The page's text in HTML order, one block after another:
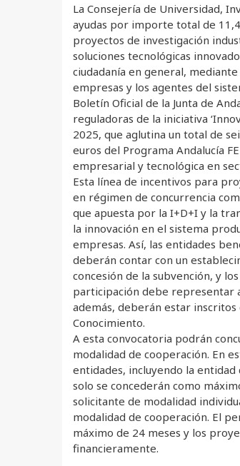
La Consejería de Universidad,
ayudas por importe total de
proyectos de investigación
soluciones tecnológicas
ciudadanía en general,
empresas y los agentes del
Boletín Oficial de la Junta de
reguladoras de la iniciativa
2025, que aglutina un total de
euros del Programa Andalucía
empresarial y tecnológica en
Esta línea de incentivos para
en régimen de concurrencia
que apuesta por la I+D+I y la
la innovación en el sistema
empresas. Así, las entidades
deberán contar con un
concesión de la subvención, y
participación debe representar
además, deberán estar
Conocimiento.
A esta convocatoria podrán
modalidad de cooperación. En
entidades, incluyendo la
solo se concederán como
solicitante de modalidad
modalidad de cooperación. El
máximo de 24 meses y los
financieramente.